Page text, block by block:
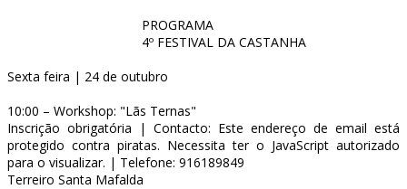
PROGRAMA
4º FESTIVAL DA CASTANHA
Sexta feira | 24 de outubro
10:00 – Workshop: "Lãs Ternas"
Inscrição obrigatória | Contacto: Este endereço de email está
protegido contra piratas. Necessita ter o JavaScript autorizado
para o visualizar. | Telefone: 916189849
Terreiro Santa Mafalda